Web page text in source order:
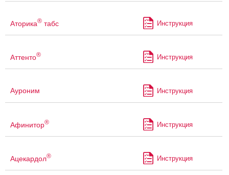
Аторика® табс Инструкция
Аттенто® Инструкция
Ауроним Инструкция
Афинитор® Инструкция
Ацекардол® Инструкция